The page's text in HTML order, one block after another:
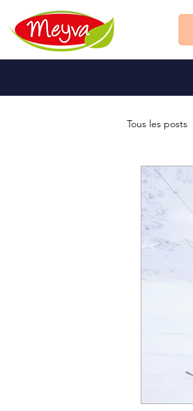
Tous les posts